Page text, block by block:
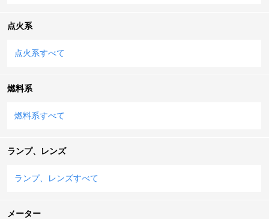
点火系
点火系すべて
燃料系
燃料系すべて
ランプ、レンズ
ランプ、レンズすべて
メーター